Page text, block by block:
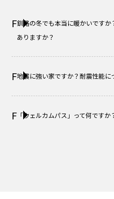
釧路の冬でも本当に暖かいです
ありますか？
地震に強い家ですか？耐震性能に
「ウェルカムパス」って何ですか